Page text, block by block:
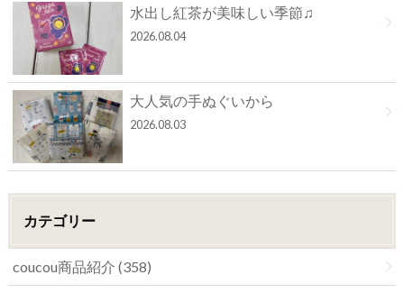
水出し紅茶が美味しい季節♫
2026.08.04
大人気の手ぬぐいから
2026.08.03
カテゴリー
coucou商品紹介 (358)